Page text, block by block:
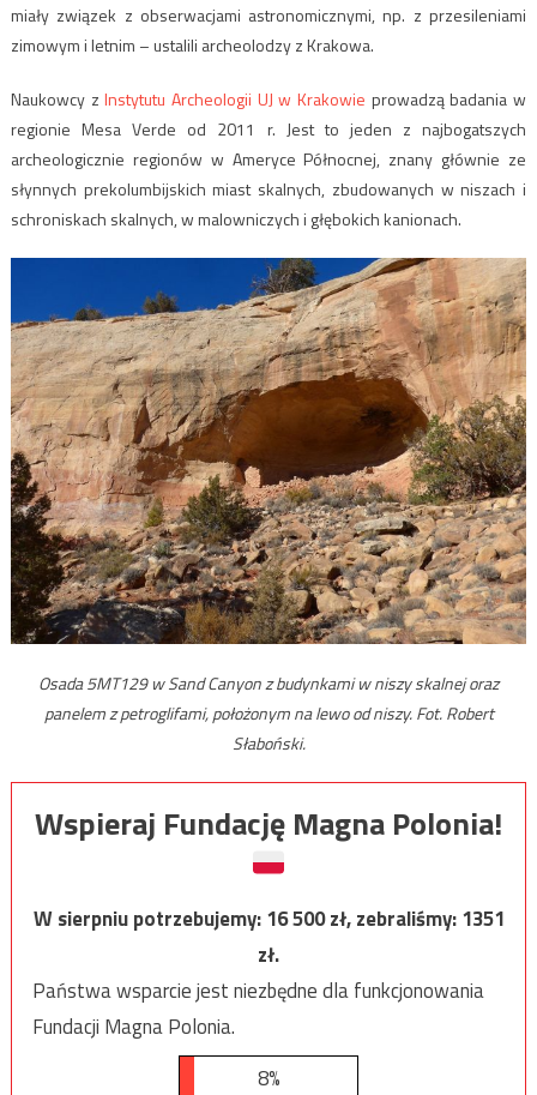
miały związek z obserwacjami astronomicznymi, np. z przesileniami
zimowym i letnim – ustalili archeolodzy z Krakowa.
Naukowcy zInstytutu Archeologii UJ w Krakowie prowadzą badania w
regionie Mesa Verde od 2011 r. Jest to jeden z najbogatszych
archeologicznie regionów w Ameryce Północnej, znany głównie ze
słynnych prekolumbijskich miast skalnych, zbudowanych w niszach i
schroniskach skalnych, w malowniczych i głębokich kanionach.
Osada 5MT129 w Sand Canyon z budynkami w niszy skalnej oraz
panelem z petroglifami, położonym na lewo od niszy. Fot. Robert
Słaboński.
Wspieraj Fundację Magna Polonia!
W sierpniu potrzebujemy:16 500zł, zebraliśmy:1351
zł.
Państwa wsparcie jest niezbędne dla funkcjonowania
Fundacji Magna Polonia.
8%